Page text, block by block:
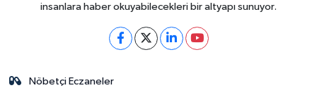
insanlara haber okuyabilecekleri bir altyapı sunuyor.
Nöbetçi Eczaneler